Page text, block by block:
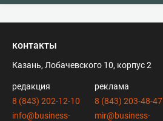
контакты
Казань, Лобачевского 10, корпус 2
редакция
8 (843) 202-12-10
info@business-
реклама
8 (843) 203-48-47
mir@business-